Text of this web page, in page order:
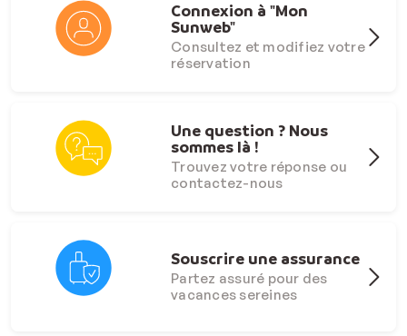
Connexion à "Mon
Sunweb"
Consultez et modifiez votre
réservation
Une question ? Nous
sommes là !
Trouvez votre réponse ou
contactez-nous
Souscrire une assurance
Partez assuré pour des
vacances sereines